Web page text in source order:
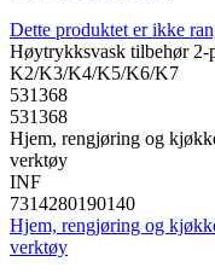
Dette produktet er ikke
Høytrykksvask tilbehør 2-
K2/K3/K4/K5/K6/K7
531368
531368
Hjem, rengjøring og
verktøy
INF
7314280190140
Hjem, rengjøring og
verktøy